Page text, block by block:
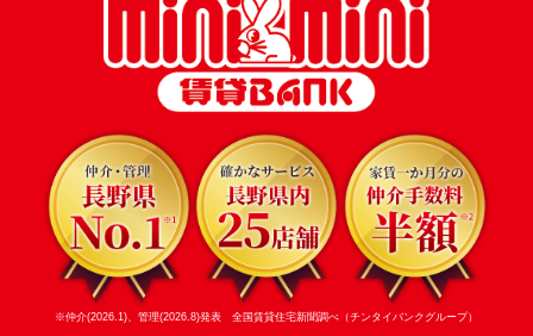
※仲介(2026.1)、管理(2026.8)発表 全国賃貸住宅新聞調べ（チンタイバンクグループ）